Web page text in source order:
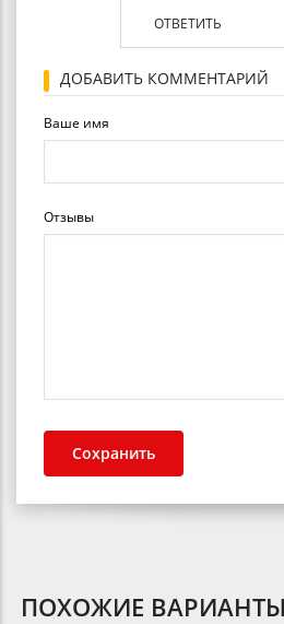
ОТВЕТИТЬ
ДОБАВИТЬ КОММЕНТАРИЙ
Ваше имя
Отзывы
ПОХОЖИЕ